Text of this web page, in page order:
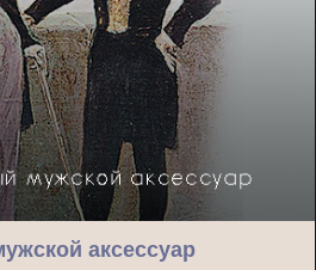
аксессуар